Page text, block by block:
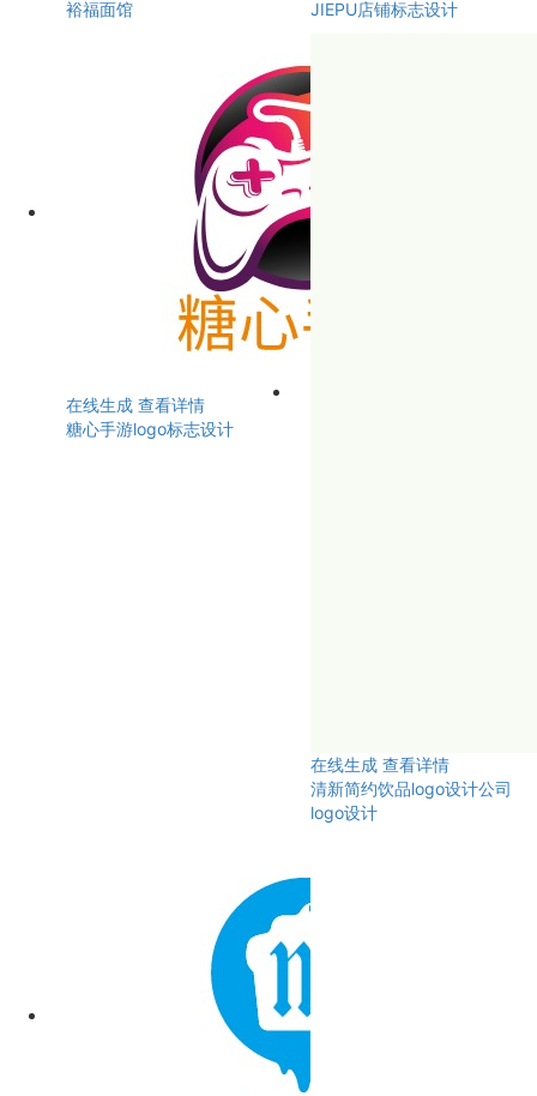
裕福面馆 JIEPU店铺标志设计
在线生成 查看详情
糖心手游logo标志设计
在线生成 查看详情
清新简约饮品logo设计公司
logo设计